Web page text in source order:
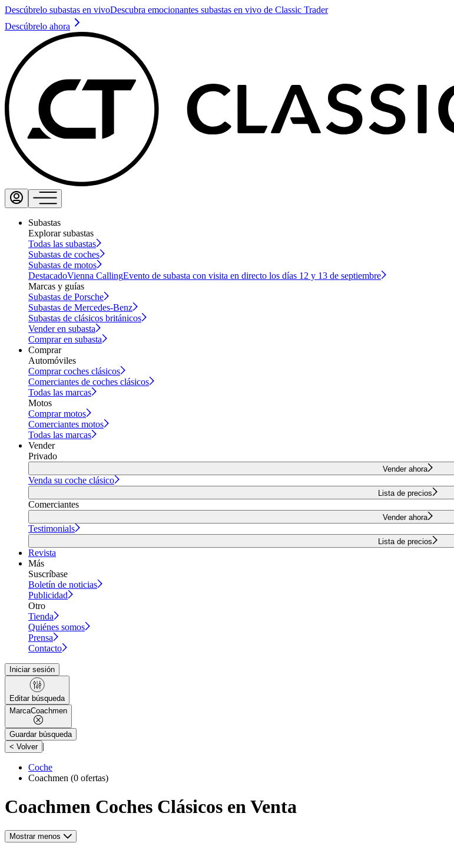
Descúbrelo subastas en vivoDescubra emocionantes subastas en vivo de Classic Trader
Descúbrelo ahora
Subastas
Explorar subastas
Todas las subastas
Subastas de coches
Subastas de motos
DestacadoVienna CallingEvento de subasta con visita en directo los días 12 y 13 de septiembre
Marcas y guías
Subastas de Porsche
Subastas de Mercedes-Benz
Subastas de clásicos británicos
Vender en subasta
Comprar en subasta
Comprar
Automóviles
Comprar coches clásicos
Comerciantes de coches clásicos
Todas las marcas
Motos
Comprar motos
Comerciantes motos
Todas las marcas
Vender
Privado
Vender ahora
Venda su coche clásico
Lista de precios
Comerciantes
Vender ahora
Testimonials
Lista de precios
Revista
Más
Suscríbase
Boletín de noticias
Publicidad
Otro
Tienda
Quiénes somos
Prensa
Contacto
Iniciar sesión
Editar búsqueda
MarcaCoachmen
Guardar búsqueda
< Volver |
Coche
Coachmen (0 ofertas)
Coachmen Coches Clásicos en Venta
Mostrar menos